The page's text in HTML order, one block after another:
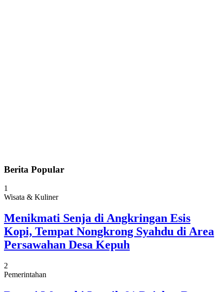
Berita Popular
1
Wisata & Kuliner
Menikmati Senja di Angkringan Esis
Kopi, Tempat Nongkrong Syahdu di Area
Persawahan Desa Kepuh
2
Pemerintahan